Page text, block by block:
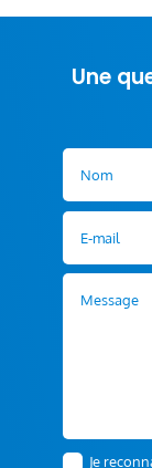
Une
Je